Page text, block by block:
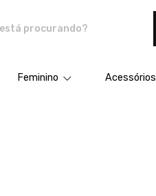
Feminino Acessórios